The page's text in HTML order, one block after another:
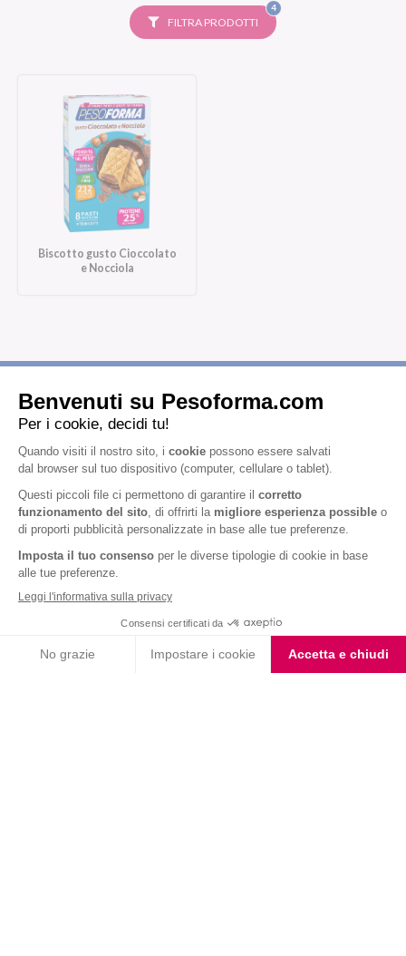
FILTRA PRODOTTI
4FILTRI
SELEZIONATI
Biscotto gusto Cioccolato
e Nocciola
Iscriviti alla newsletter
informativa privacy
, acconsento all'iscrizione alla newsletter
periodica di Nutrition et Santé
Nutrition & Sante' Italia Spa